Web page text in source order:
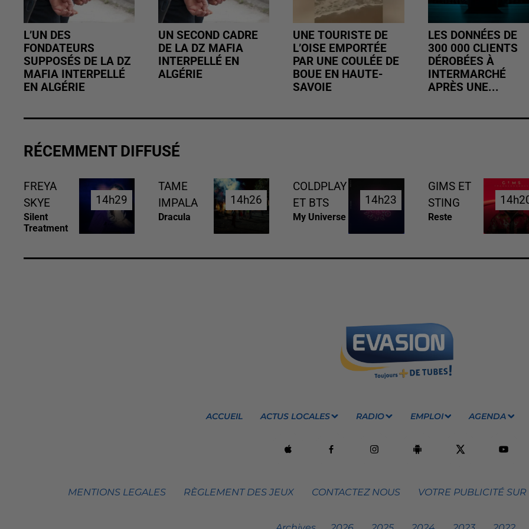
L’UN DES
FONDATEURS
SUPPOSÉS DE LA DZ
MAFIA INTERPELLÉ
EN ALGÉRIE
UN SECOND CADRE
DE LA DZ MAFIA
INTERPELLÉ EN
ALGÉRIE
UNE TOURISTE DE
L’OISE EMPORTÉE
PAR UNE COULÉE DE
BOUE EN HAUTE-
SAVOIE
LES DONNÉES DE
300 000 CLIENTS
DÉROBÉES À
INTERMARCHÉ
APRÈS UNE...
RÉCEMMENT DIFFUSÉ
FREYA
SKYE
Silent
Treatment
14h29
14h29
TAME
IMPALA
Dracula
14h26
14h26
COLDPLAY
ET BTS
My Universe
14h23
14h23
GIMS ET
STING
Reste
ACCUEIL ACTUS LOCALES RADIO EMPLOI AGENDA
MENTIONS LEGALES RÈGLEMENT DES JEUX CONTACTEZ NOUS VOTRE PUBLICITÉ